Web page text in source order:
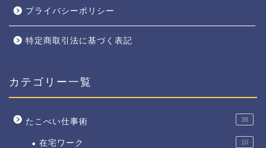
プライバシーポリシー
特定商取引法に基づく表記
カテゴリー一覧
たこべい仕事術 38
在宅ワーク 10